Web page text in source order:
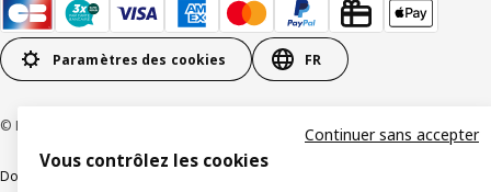
Paramètres des cookies FR
© Inter IKEA Systems B.V 1999-2026
Documents juridiques et informations légales
Vous contrôlez les cookies
Continuer sans accepter